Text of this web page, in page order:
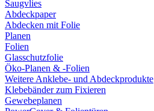
Saugvlies
Abdeckpaper
Abdecken mit Folie
Planen
Folien
Glasschutzfolie
Öko-Planen & -Folien
Weitere Anklebe- und Abdeckprodukte
Klebebänder zum Fixieren
Gewebeplanen